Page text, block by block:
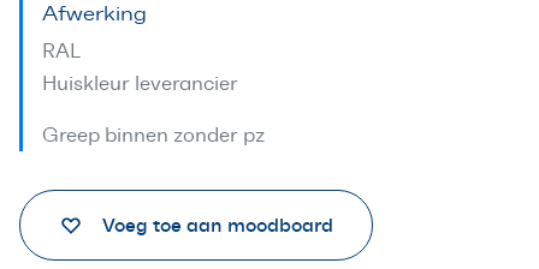
Afwerking
RAL
Huiskleur leverancier
Greep binnen zonder pz
Voeg toe aan moodboard